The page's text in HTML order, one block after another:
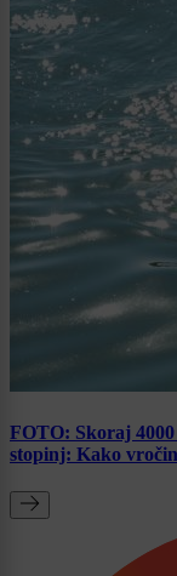
FOTO: Skoraj
stopinj: Kako